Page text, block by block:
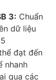
3: Chuẩn
dữ liệu
đạt đến
nhanh
qua các